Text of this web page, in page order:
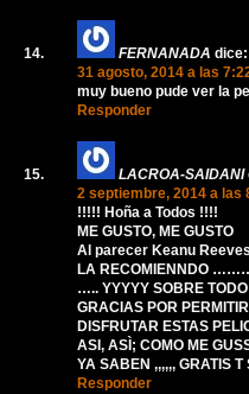
FERNANADA dice:
31 agosto, 2014 a las
muy bueno pude ver la
Responder
LACROA-SAIDANI
2 septiembre, 2014 a las
!!!!! Hoña a Todos !!!!
ME GUSTO, ME GUSTO
Al parecer Keanu
LA RECOMIENNDO
….. YYYYY SOBRE
GRACIAS POR
DISFRUTAR ESTAS
ASI, ASÌ; COMO ME
YA SABEN ,,,,,, GRATIS
Responder